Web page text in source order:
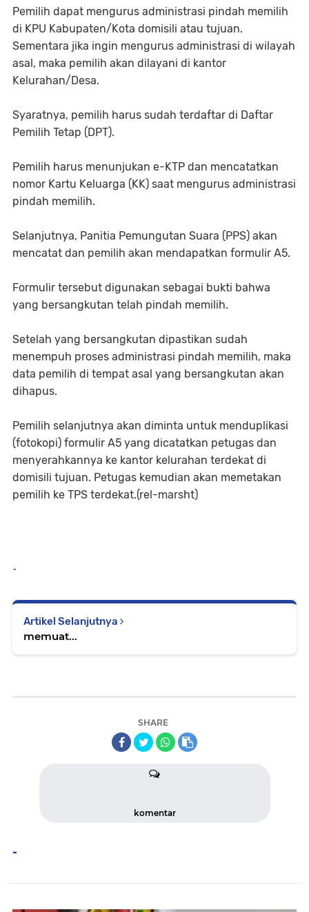
Pemilih dapat mengurus administrasi pindah memilih
di KPU Kabupaten/Kota domisili atau tujuan.
Sementara jika ingin mengurus administrasi di wilayah
asal, maka pemilih akan dilayani di kantor
Kelurahan/Desa.
Syaratnya, pemilih harus sudah terdaftar di Daftar
Pemilih Tetap (DPT).
Pemilih harus menunjukan e-KTP dan mencatatkan
nomor Kartu Keluarga (KK) saat mengurus administrasi
pindah memilih.
Selanjutnya, Panitia Pemungutan Suara (PPS) akan
mencatat dan pemilih akan mendapatkan formulir A5.
Formulir tersebut digunakan sebagai bukti bahwa
yang bersangkutan telah pindah memilih.
Setelah yang bersangkutan dipastikan sudah
menempuh proses administrasi pindah memilih, maka
data pemilih di tempat asal yang bersangkutan akan
dihapus.
Pemilih selanjutnya akan diminta untuk menduplikasi
(fotokopi) formulir A5 yang dicatatkan petugas dan
menyerahkannya ke kantor kelurahan terdekat di
domisili tujuan. Petugas kemudian akan memetakan
pemilih ke TPS terdekat.(rel-marsht)
-
Artikel Selanjutnya
memuat...
SHARE
komentar
-